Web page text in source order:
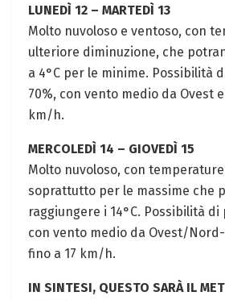
LUNEDÌ 12 – MARTEDÌ 13
Molto nuvoloso e ventoso, con
ulteriore diminuzione, che
a 4°C per le minime. Possibilità
70%, con vento medio da Ovest
km/h.
MERCOLEDÌ 14 – GIOVEDÌ 15
Molto nuvoloso, con
soprattutto per le massime che
raggiungere i 14°C. Possibilità di
con vento medio da Ovest/
fino a 17 km/h.
IN SINTESI, QUESTO SARÀ IL